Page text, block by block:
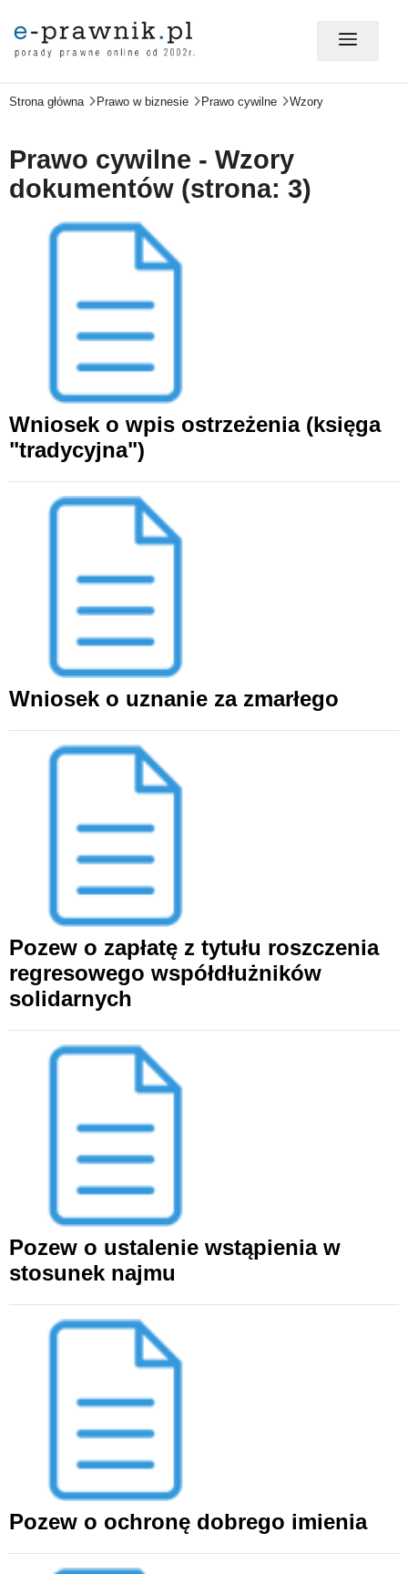
MÓJ E-PRAWNIK - LOGOWANIE
PORADY PRAWNE ONLINE
PRAWO NA CO DZIEŃ
PRAWO W BIZNESIE
ZMIANY W PRAWIE
WZORY DOKUMENTÓW
FORUM PRAWNE
Strona główna Prawo w biznesie Prawo cywilne Wzory
Prawo cywilne - Wzory
dokumentów (strona: 3)
Wniosek o wpis ostrzeżenia (księga
"tradycyjna")
Wniosek o uznanie za zmarłego
Pozew o zapłatę z tytułu roszczenia
regresowego współdłużników
solidarnych
Pozew o ustalenie wstąpienia w
stosunek najmu
Pozew o ochronę dobrego imienia